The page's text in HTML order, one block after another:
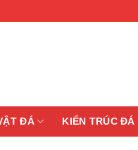
ĐÁ KIẾN TRÚC ĐÁ